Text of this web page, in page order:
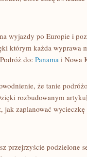
wyjazdy po Europie i
którym każda wyprawa
do: Panama i Nowa
że tanie
rozbudowanym
zaplanować
przejrzyście podzielone